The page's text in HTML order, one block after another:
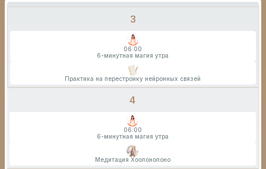
3
06:00
6-минутная магия утра
Практика на перестройку нейронных связей
4
06:00
6-минутная магия утра
Медитация Хоопонопоно